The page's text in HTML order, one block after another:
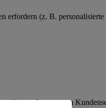
erfordern (z. B.
Interesse an